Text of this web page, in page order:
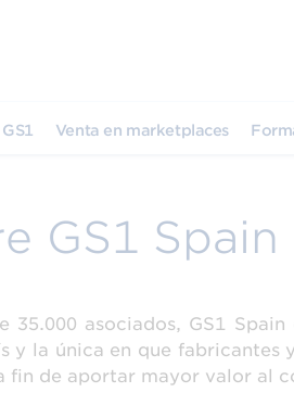
Venta en marketplaces
GS1 Spain
35.000 asociados, GS1
y la única en que
fin de aportar mayor valor al